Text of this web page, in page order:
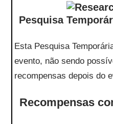
Pesquisa
Esta Pesquisa
evento, não sendo
recompensas depois do
Recompensas